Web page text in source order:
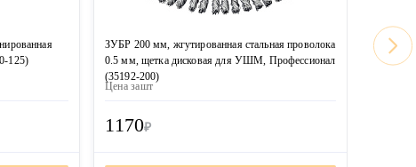
125)
ЗУБР 200 мм, жгутированная стальная проволока
0.5 мм, щетка дисковая для УШМ, Профессионал
(35192-200)
Цена зашт
1170₽
MIRAX